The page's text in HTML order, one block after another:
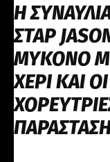
Η
ΣΤΑΡ
ΜΥΚΟΝΟ
ΧΕΡΙ ΚΑΙ